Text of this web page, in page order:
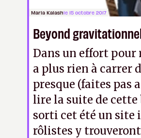
Maria Kalashle 15 octobre 2017
Beyond
Dans un effort pour
a plus rien à carrer
presque (faites pas
lire la suite de cette
sorti cet été un site
rôlistes y